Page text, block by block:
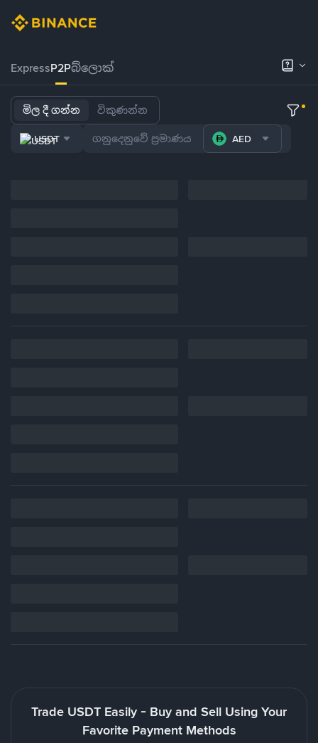
ExpressP2Pබ්ලොක්
මිල දී ගන්න විකුණන්න
USDT AED
Trade USDT Easily - Buy and Sell Using Your
Favorite Payment Methods